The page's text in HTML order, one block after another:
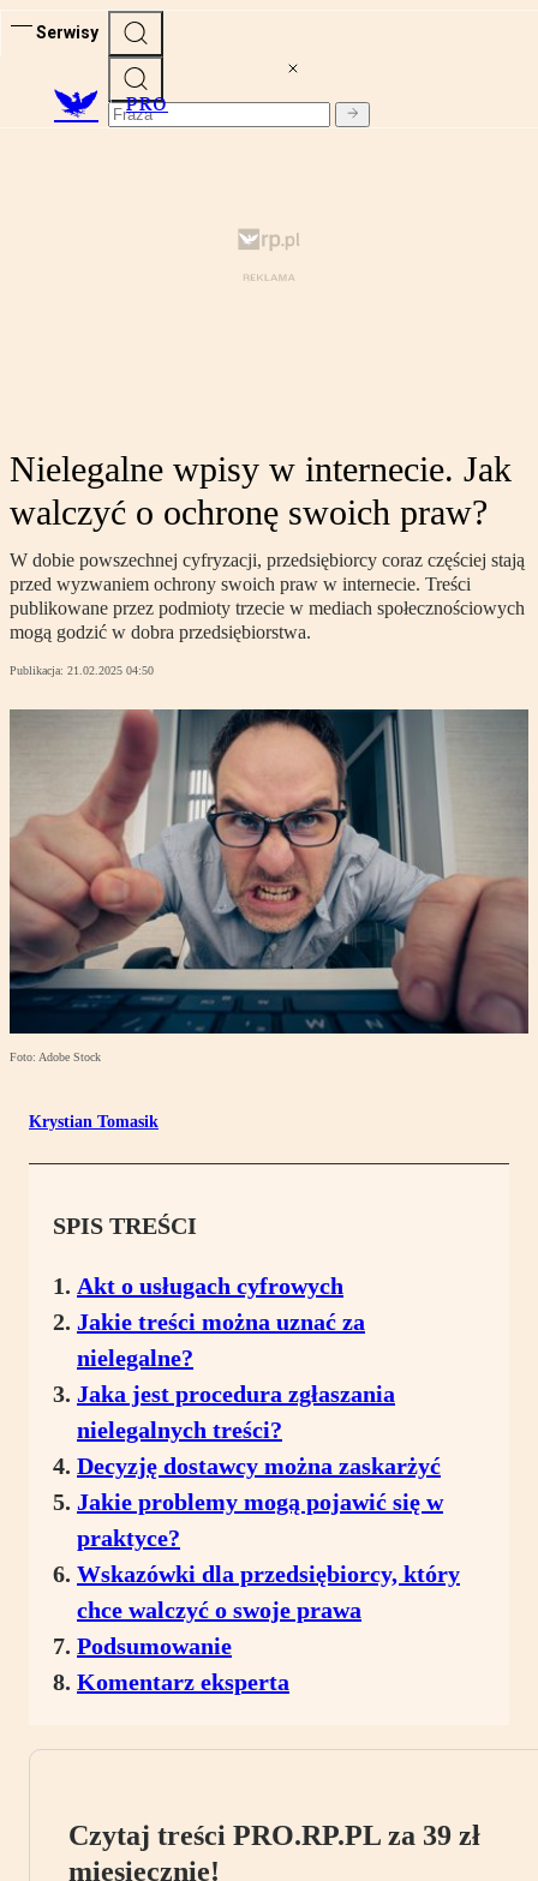
Serwisy
PRO
Nielegalne wpisy w internecie. Jak
walczyć o ochronę swoich praw?
W dobie powszechnej cyfryzacji, przedsiębiorcy coraz częściej stają
przed wyzwaniem ochrony swoich praw w internecie. Treści
publikowane przez podmioty trzecie w mediach społecznościowych
mogą godzić w dobra przedsiębiorstwa.
Publikacja: 21.02.2025 04:50
Foto: Adobe Stock
Krystian Tomasik
SPIS TREŚCI
Akt o usługach cyfrowych
Jakie treści można uznać za
nielegalne?
Jaka jest procedura zgłaszania
nielegalnych treści?
Decyzję dostawcy można zaskarżyć
Jakie problemy mogą pojawić się w
praktyce?
Wskazówki dla przedsiębiorcy, który
chce walczyć o swoje prawa
Podsumowanie
Komentarz eksperta
Czytaj treści PRO.RP.PL za 39 zł
miesięcznie!